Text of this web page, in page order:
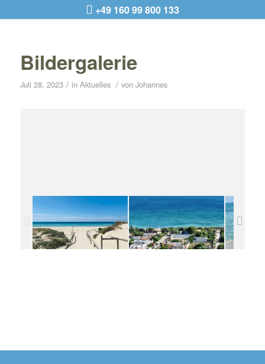
+49 160 99 800 133
Bildergalerie
Juli 28, 2023 / in Aktuelles / von Johannes